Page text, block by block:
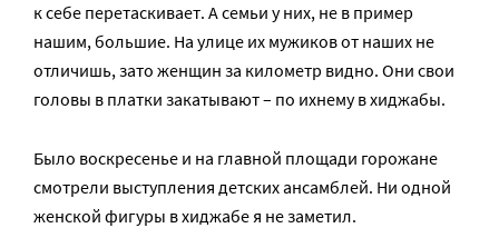
к себе перетаскивает. А семьи у них, не в пример
нашим, большие. На улице их мужиков от наших не
отличишь, зато женщин за километр видно. Они свои
головы в платки закатывают – по ихнему в хиджабы.
Было воскресенье и на главной площади горожане
смотрели выступления детских ансамблей. Ни одной
женской фигуры в хиджабе я не заметил.